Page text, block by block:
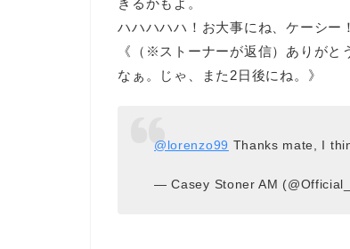
きるかもよ。
ハハハハハ！お大事にね、ケーシー
《（※ストーナーが返信）ありがと
なぁ。じゃ、また2日後にね。》
@lorenzo99 Thanks mate, I
— Casey Stoner AM